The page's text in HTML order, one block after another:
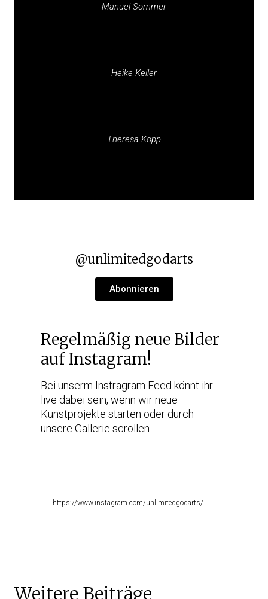
Manuel Sommer
Heike Keller
Theresa Kopp
Regelmäßig neue Bilder
auf Instagram!
Bei unserm Instragram Feed könnt ihr
live dabei sein, wenn wir neue
Kunstprojekte starten oder durch
unsere Gallerie scrollen.
@unlimitedgodarts
Abonnieren
https://www.instagram.com/unlimitedgodarts/
Weitere Beiträge